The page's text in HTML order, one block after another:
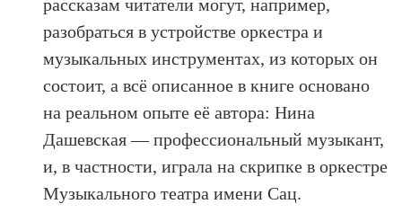
рассказам читатели могут, например,
разобраться в устройстве оркестра и
музыкальных инструментах, из которых он
состоит, а всё описанное в книге основано
на реальном опыте её автора: Нина
Дашевская — профессиональный музыкант,
и, в частности, играла на скрипке в оркестре
Музыкального театра имени Сац.